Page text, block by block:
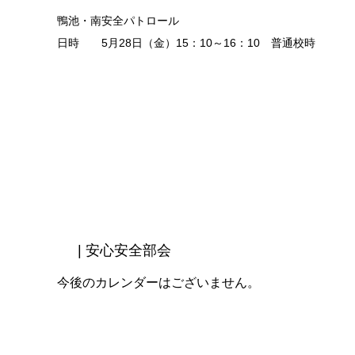
鴨池・南安全パトロール
日時 5月28日（金）15：10～16：10 普通校時
| 安心安全部会
今後のカレンダーはございません。